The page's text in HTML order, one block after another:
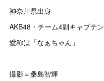
神奈川県出身
AKB48・チーム4副キャプテン
愛称は「なぁちゃん」
撮影＝桑島智輝